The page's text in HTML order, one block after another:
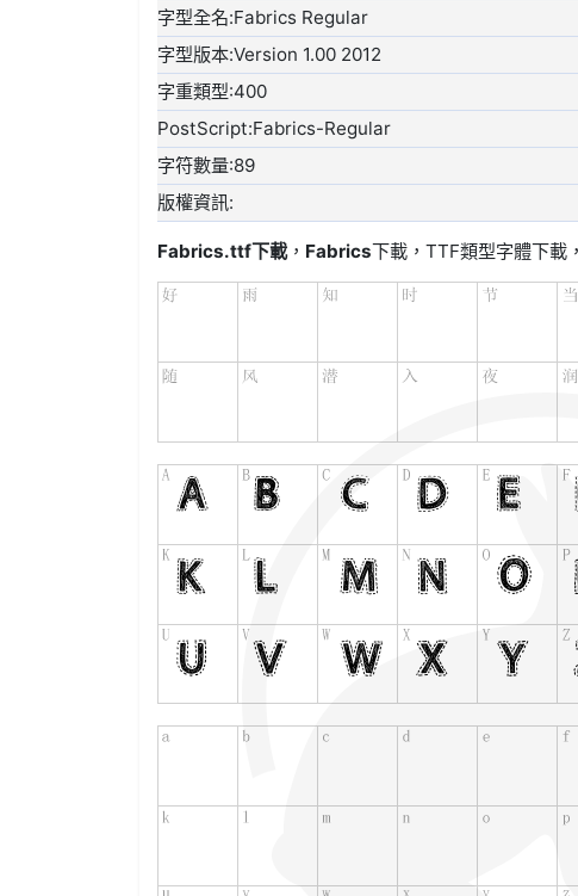
字型全名:Fabrics Regular
字型版本:Version 1.00 2012
字重類型:400
PostScript:Fabrics-Regular
字符數量:89
版權資訊:
Fabrics.ttf下載， Fabrics下載，TTF類型字體下載